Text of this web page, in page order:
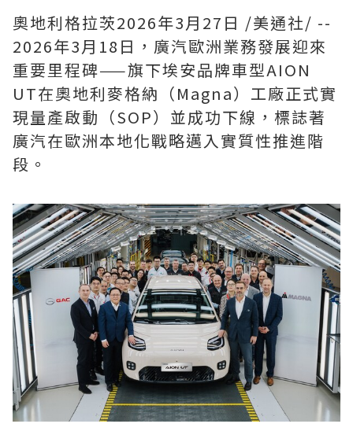
奧地利格拉茨2026年3月27日 /美通社/ --
2026年3月 18 日，廣汽歐洲業務發展迎來
重要里程碑——旗下埃安品牌車型AION
UT在奧地利麥格納（Magna）工廠正式實
現量產啟動（SOP）並成功下線，標誌著
廣汽在歐洲本地化戰略邁入實質性推進階
段。